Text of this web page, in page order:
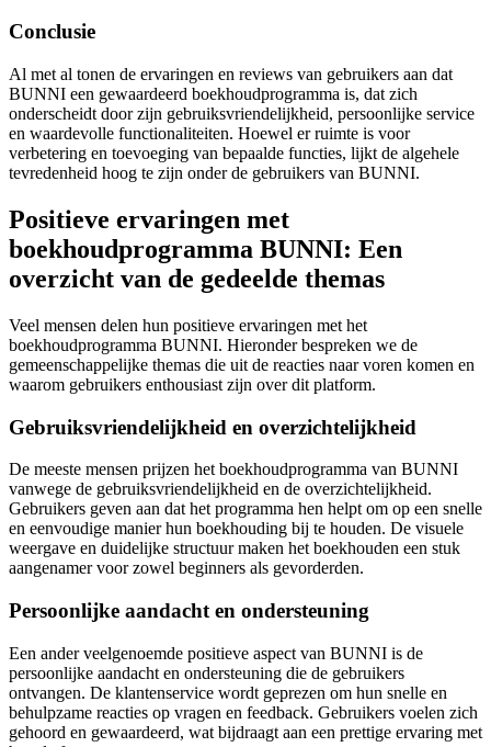
Conclusie
Al met al tonen de ervaringen en reviews van gebruikers aan dat
BUNNI een gewaardeerd boekhoudprogramma is, dat zich
onderscheidt door zijn gebruiksvriendelijkheid, persoonlijke service
en waardevolle functionaliteiten. Hoewel er ruimte is voor
verbetering en toevoeging van bepaalde functies, lijkt de algehele
tevredenheid hoog te zijn onder de gebruikers van BUNNI.
Positieve ervaringen met
boekhoudprogramma BUNNI: Een
overzicht van de gedeelde themas
Veel mensen delen hun positieve ervaringen met het
boekhoudprogramma BUNNI. Hieronder bespreken we de
gemeenschappelijke themas die uit de reacties naar voren komen en
waarom gebruikers enthousiast zijn over dit platform.
Gebruiksvriendelijkheid en overzichtelijkheid
De meeste mensen prijzen het boekhoudprogramma van BUNNI
vanwege de gebruiksvriendelijkheid en de overzichtelijkheid.
Gebruikers geven aan dat het programma hen helpt om op een snelle
en eenvoudige manier hun boekhouding bij te houden. De visuele
weergave en duidelijke structuur maken het boekhouden een stuk
aangenamer voor zowel beginners als gevorderden.
Persoonlijke aandacht en ondersteuning
Een ander veelgenoemde positieve aspect van BUNNI is de
persoonlijke aandacht en ondersteuning die de gebruikers
ontvangen. De klantenservice wordt geprezen om hun snelle en
behulpzame reacties op vragen en feedback. Gebruikers voelen zich
gehoord en gewaardeerd, wat bijdraagt aan een prettige ervaring met